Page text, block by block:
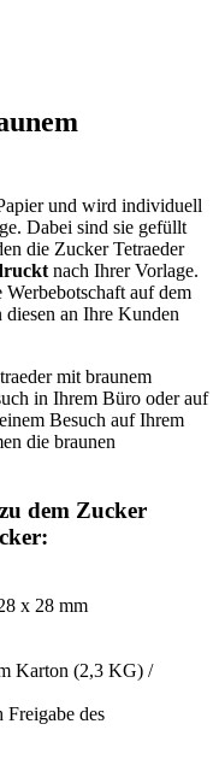
und wird individuell
Dabei sind sie gefüllt
die Zucker Tetraeder
nach Ihrer Vorlage.
auf dem
an Ihre Kunden
mit braunem
in Ihrem Büro oder auf
Besuch auf Ihrem
die braunen
dem Zucker
x 28 mm
Karton (2,3 KG) /
Freigabe des